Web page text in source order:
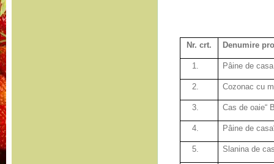
Nr. crt. Denumire
1. Pâine de
2. Cozonac cu
3. Cas de oaie“
4. Pâine de
5. Slanina de